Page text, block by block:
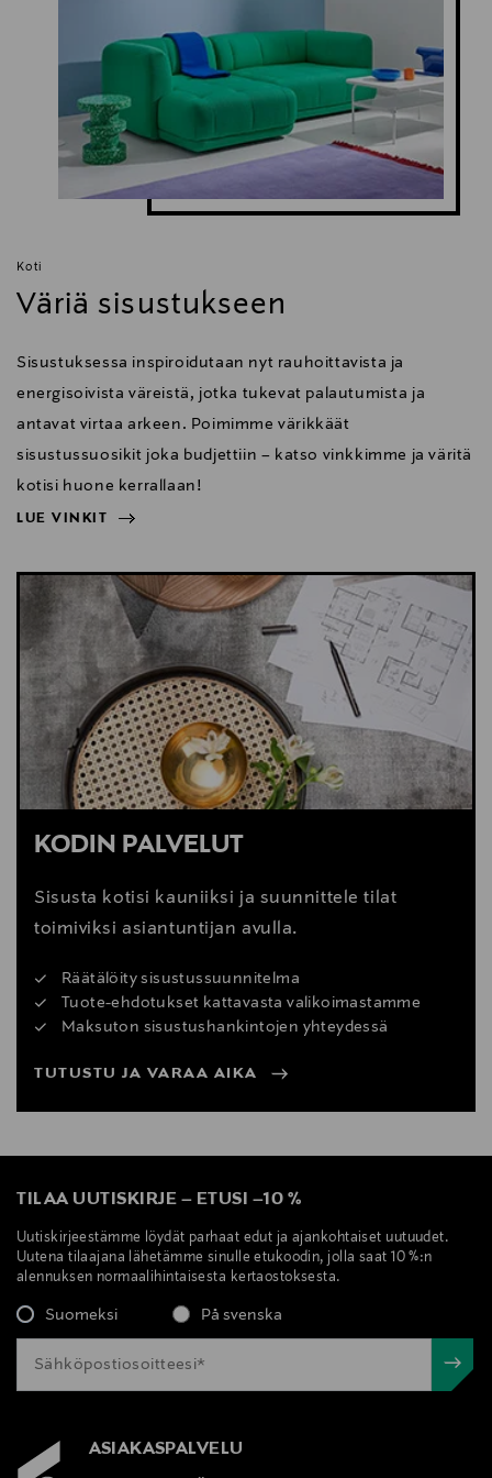
Koti
Väriä sisustukseen
Sisustuksessa inspiroidutaan nyt rauhoittavista ja
energisoivista väreistä, jotka tukevat palautumista ja
antavat virtaa arkeen. Poimimme värikkäät
sisustussuosikit joka budjettiin – katso vinkkimme ja väritä
kotisi huone kerrallaan!
LUE VINKIT
LUE VINKIT
KODIN PALVELUT
Sisusta kotisi kauniiksi ja suunnittele tilat
toimiviksi asiantuntijan avulla.
Räätälöity sisustussuunnitelma
Tuote-ehdotukset kattavasta valikoimastamme
Maksuton sisustushankintojen yhteydessä
TUTUSTU JA VARAA AIKA
TILAA UUTISKIRJE – ETUSI –10 %
Uutiskirjeestämme löydät parhaat edut ja ajankohtaiset uutuudet.
Uutena tilaajana lähetämme sinulle etukoodin, jolla saat 10 %:n
alennuksen normaalihintaisesta kertaostoksesta.
Suomeksi På svenska
ASIAKASPALVELU